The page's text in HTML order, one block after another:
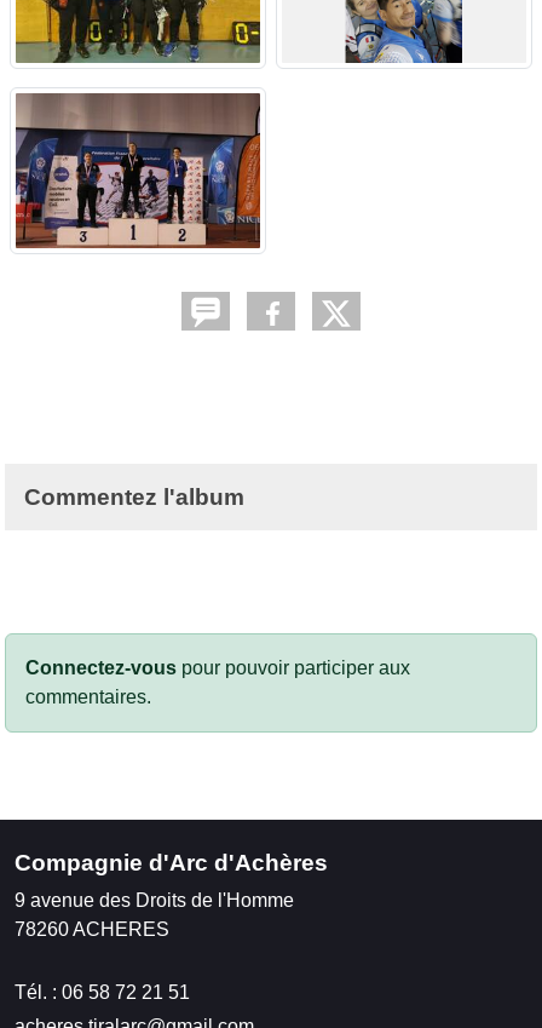
Commentez l'album
Connectez-vous pour pouvoir participer aux
commentaires.
Compagnie d'Arc d'Achères
9 avenue des Droits de l'Homme
78260ACHERES
Tél. : 06 58 72 21 51